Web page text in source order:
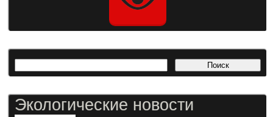
Экологические новости